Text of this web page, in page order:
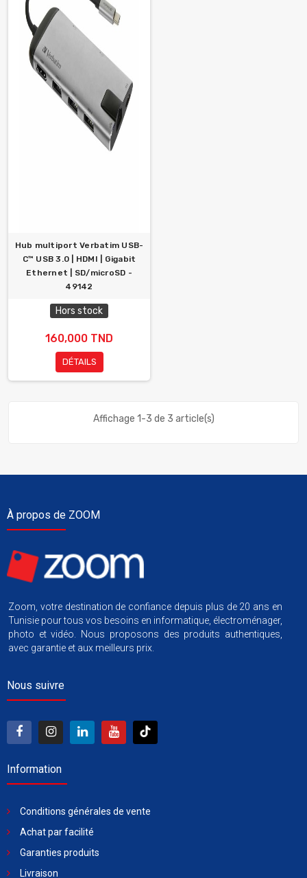
Hub multiport Verbatim USB-
C™ USB 3.0 | HDMI | Gigabit
Ethernet | SD/microSD -
49142
Hors stock
160,000 TND
DÉTAILS
Affichage 1-3 de 3 article(s)
À propos de ZOOM
Zoom, votre destination de confiance depuis plus de 20 ans en
Tunisie pour tous vos besoins en informatique, électroménager,
photo et vidéo. Nous proposons des produits authentiques,
avec garantie et aux meilleurs prix.
Nous suivre
Information
Conditions générales de vente
Achat par facilité
Garanties produits
Livraison